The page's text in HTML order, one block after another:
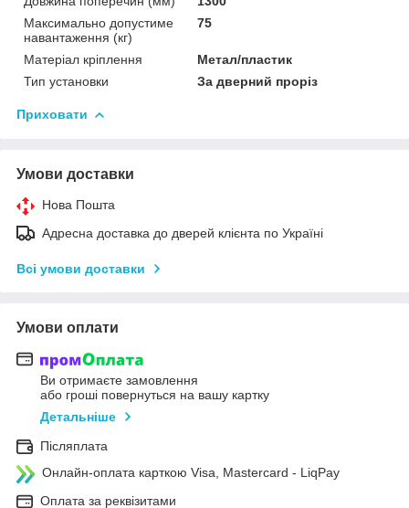
Максимально допустиме
навантаження (кг)
75
Матеріал кріплення
Метал/пластик
Тип установки
За дверний проріз
Приховати
Умови доставки
Нова Пошта
Адресна доставка до дверей клієнта по Україні
Всі умови доставки
Умови оплати
Ви отримаєте замовлення
або гроші повернуться на вашу картку
Детальніше
Післяплата
Онлайн-оплата карткою Visa, Mastercard - LiqPay
Оплата за реквізитами